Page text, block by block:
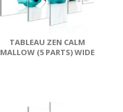
TABLEAU ZEN CALM
MALLOW (5 PARTS) WIDE